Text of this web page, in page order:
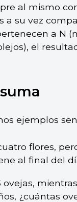
al mismo
a su vez
a N
el
ejemplos
flores,
al final del
ovejas,
¿cuántas